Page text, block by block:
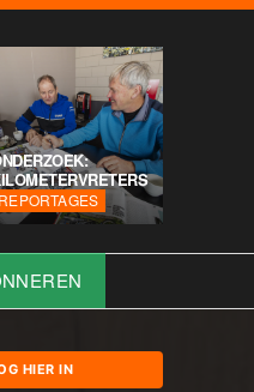
REPORTAGES
HIER IN